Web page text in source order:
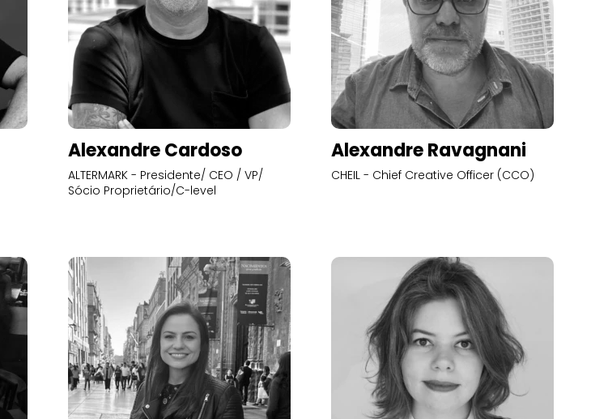
Alexandre Cardoso
ALTERMARK - Presidente/ CEO / VP/
Sócio Proprietário/C-level
Alexandre Ravagnani
CHEIL - Chief Creative Officer (CCO)